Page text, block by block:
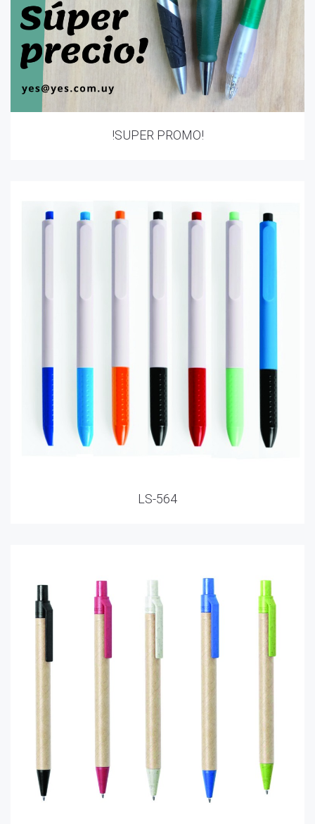
!SUPER PROMO!
LS-564